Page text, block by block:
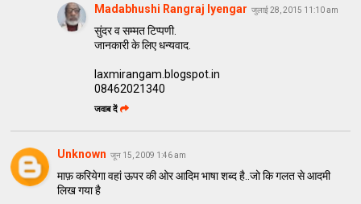
Madabhushi Rangraj Iyengar जुलाई 28, 2015 11:10 am
सुंदर व सम्मत टिप्पणी.
जानकारी के लिए धन्यवाद.
laxmirangam.blogspot.in
08462021340
जवाब दें
Unknown जून 15, 2009 1:46 am
माफ़ करियेगा वहां ऊपर की ओर आदिम भाषा शब्द है..जो कि गलत से आदमी
लिख गया है